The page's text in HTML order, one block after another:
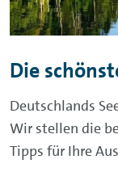
Die
Deutschlands
Wir stellen die
Tipps für Ihre